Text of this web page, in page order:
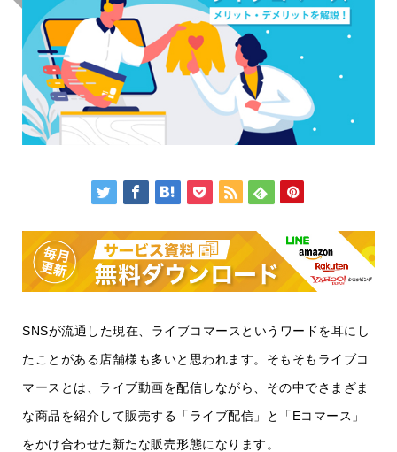
SNSが流通した現在、ライブコマースというワードを耳にし
たことがある店舗様も多いと思われます。そもそもライブコ
マースとは、ライブ動画を配信しながら、その中でさまざま
な商品を紹介して販売する「ライブ配信」と「Eコマース」
をかけ合わせた新たな販売形態になります。